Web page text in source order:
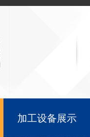
加工设备展示